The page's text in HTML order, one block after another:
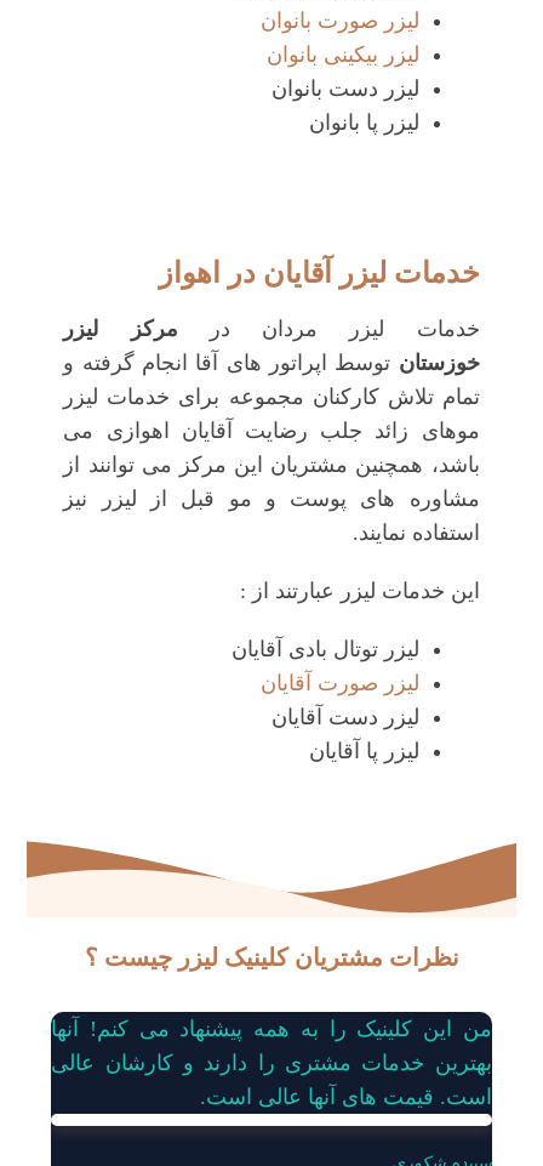
لیزر صورت بانوان
لیزر بیکینی بانوان
لیزر دست بانوان
لیزر پا بانوان
خدمات لیزر آقایان در اهواز
خدمات لیزر مردان در مرکز لیزر
خوزستان توسط اپراتور های آقا انجام گرفته و
تمام تلاش کارکنان مجموعه برای خدمات لیزر
موهای زائد جلب رضایت آقایان اهوازی می
باشد، همچنین مشتریان این مرکز می توانند از
مشاوره های پوست و مو قبل از لیزر نیز
استفاده نمایند.
این خدمات لیزر عبارتند از :
لیزر توتال بادی آقایان
لیزر صورت آقایان
لیزر دست آقایان
لیزر پا آقایان
نظرات مشتریان کلینیک لیزر چیست ؟
من این کلینیک را به همه پیشنهاد می کنم! آنها
بهترین خدمات مشتری را دارند و کارشان عالی
است. قیمت های آنها عالی است.